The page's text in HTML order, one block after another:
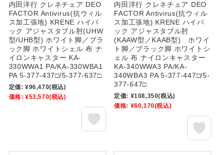
内田洋行 クレネチェア DEO
FACTOR Antivirus(抗ウィル
ス加工張地) KRENE ハイバ
ック アジャスタブル肘(UHW
型/UHB型) ホワイト脚／ブラ
ック脚 ホワイトシェル 布 ナ
イロンキャスター KA-
330WWA1 PA/KA-330WBA1
PA 5-377-437□/5-377-637□
定価: ¥96,470(税込)
価格: ¥53,570(税込)
内田洋行 クレネチェア DEO
FACTOR Antivirus(抗ウィル
ス加工張地) KRENE ハイバ
ック アジャスタブル肘
(KAAW型／KAAB型) ホワイ
ト脚／ブラック脚 ホワイトシ
ェル 布 ナイロンキャスター
KA-340WWA3 PA/KA-
340WBA3 PA 5-377-447□/5-
377-647□
定価: ¥108,350(税込)
価格: ¥60,170(税込)